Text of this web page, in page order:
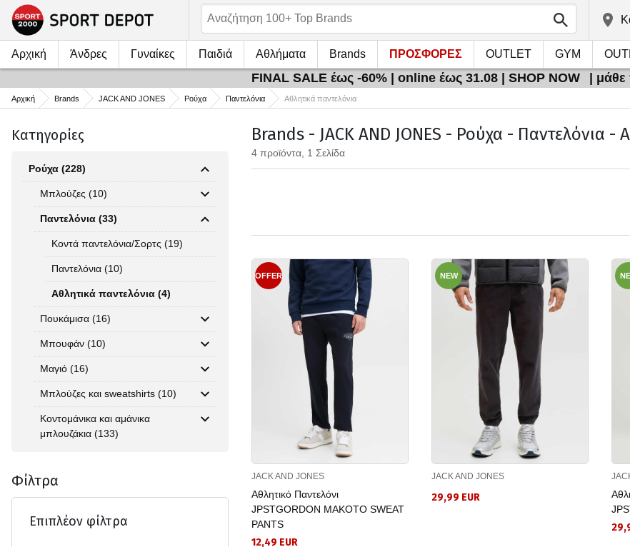
Αρχική Άνδρες Γυναίκες Παιδιά Αθλήματα Brands ΠΡΟΣΦΟΡΕΣ OUTLET GYM
FINAL SALE έως -60% | online έως 31.08 | SHOP NOW |
Αρχική Brands JACK AND JONES Ρούχα Παντελόνια Αθλητικά παντελόνια
Κατηγορίες
Ρούχα (228)
Μπλούζες (10)
Παντελόνια (33)
Κοντά παντελόνια/Σορτς (19)
Παντελόνια (10)
Αθλητικά παντελόνια (4)
Πουκάμισα (16)
Μπουφάν (10)
Μαγιό (16)
Μπλούζες και sweatshirts (10)
Κοντομάνικα και αμάνικα
μπλουζάκια (133)
Φίλτρα
Επιπλέον φίλτρα
Brands - JACK AND JONES - Ρούχα - Παντελόνια -
4 προϊόντα, 1 Σελίδα
OFFER
JACK AND JONES
Αθλητικό Παντελόνι
JPSTGORDON MAKOTO SWEAT
PANTS
12,49 EUR
NEW
JACK AND JONES
29,99 EUR